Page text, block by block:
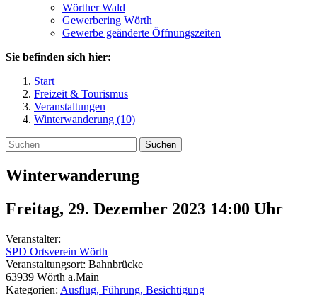
Wörther Wald
Gewerbering Wörth
Gewerbe geänderte Öffnungszeiten
Sie befinden sich hier:
Start
Freizeit & Tourismus
Veranstaltungen
Winterwanderung (10)
Suchen
Winterwanderung
Freitag, 29. Dezember 2023 14:00 Uhr
Veranstalter:
SPD Ortsverein Wörth
Veranstaltungsort: Bahnbrücke
63939 Wörth a.Main
Kategorien: Ausflug, Führung, Besichtigung